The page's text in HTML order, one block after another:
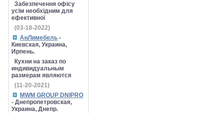
Забезпечення офісу
усім необхідним для
ефективної
(03-18-2022)
АнЛимебель -
Киевская, Украина,
Ирпень.
Кухни на заказ по
индивидуальным
размерам являются
(11-20-2021)
MWM GROUP DNIPRO
- Днепропетровская,
Украина, Днепр.